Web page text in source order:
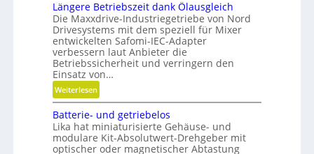
a
u
p
o
s
i
t
i
o
n
i
r
e
i
s
l
a
u
f
w
i
r
Längere Betriebszeit dank Ölausgleich
Die Maxxdrive-Industriegetriebe von Nord
Drivesystems mit dem speziell für Mixer
entwickelten Safomi-IEC-Adapter
verbessern laut Anbieter die
Betriebssicherheit und verringern den
Einsatz von…
Weiterlesen:
L
ä
n
g
Batterie- und getriebelos
Lika hat miniaturisierte Gehäuse- und
modulare Kit-Absolutwert-Drehgeber mit
optischer oder magnetischer Abtastung